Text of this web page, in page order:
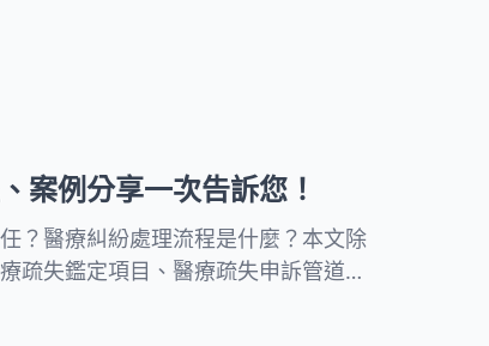
案例分享一次告訴您！
？醫療糾紛處理流程是什麼？本文除
疏失鑑定項目、醫療疏失申訴管道、
故補償法與醫療糾紛案例！